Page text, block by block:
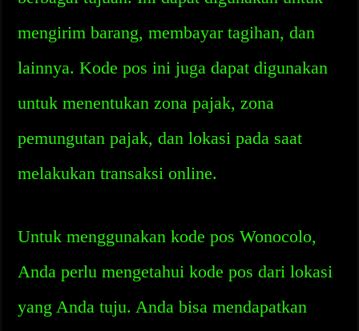
mengirim barang, membayar tagihan, dan
lainnya. Kode pos ini juga dapat digunakan
untuk menentukan zona pajak, zona
pemungutan pajak, dan lokasi pada saat
melakukan transaksi online.
Untuk menggunakan kode pos Wonocolo,
Anda perlu mengetahui kode pos dari lokasi
yang Anda tuju. Anda bisa mendapatkan